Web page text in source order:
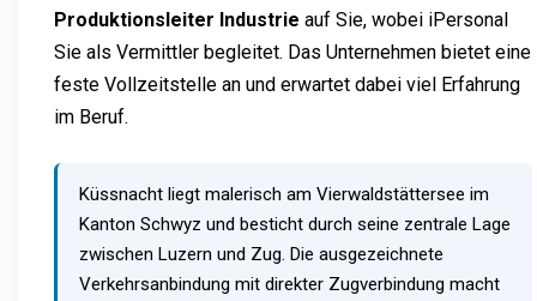
Produktionsleiter Industrie auf Sie, wobei iPersonal
Sie als Vermittler begleitet. Das Unternehmen bietet eine
feste Vollzeitstelle an und erwartet dabei viel Erfahrung
im Beruf.
Küssnacht liegt malerisch am Vierwaldstättersee im
Kanton Schwyz und besticht durch seine zentrale Lage
zwischen Luzern und Zug. Die ausgezeichnete
Verkehrsanbindung mit direkter Zugverbindung macht